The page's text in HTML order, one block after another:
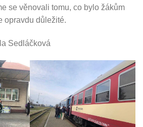
se věnovali tomu, co bylo žákům
opravdu důležité.
Sedláčková